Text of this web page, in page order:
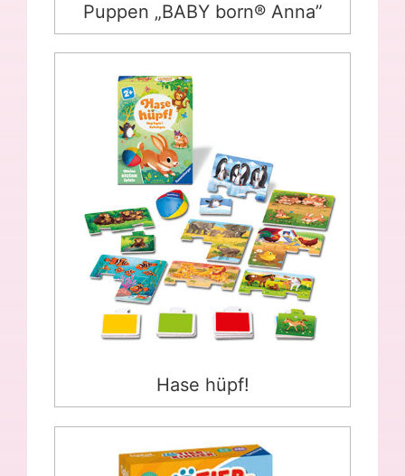
Puppen „BABY born® Anna”
Hase hüpf!
Hase hüpf!